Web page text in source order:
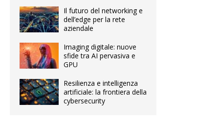
Il futuro del networking e
dell’edge per la rete
aziendale
Imaging digitale: nuove
sfide tra AI pervasiva e
GPU
Resilienza e intelligenza
artificiale: la frontiera della
cybersecurity